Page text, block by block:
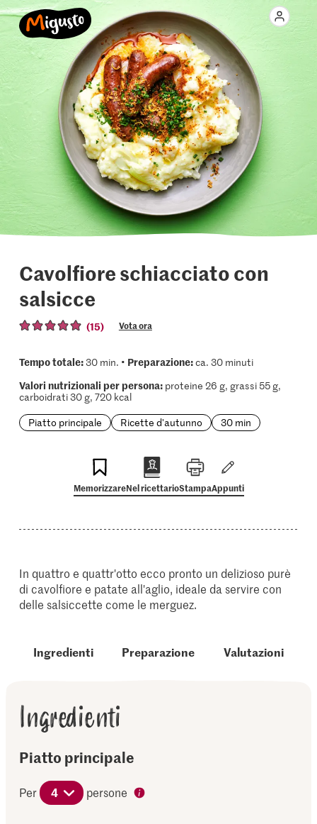
Cavolfiore schiacciato con
salsicce
(15) Vota ora
Tempo totale:30 min. • Preparazione:ca. 30 minuti
Valori nutrizionali per persona:proteine 26 g, grassi 55 g,
carboidrati 30 g, 720 kcal
Piatto principale
Ricette d'autunno 30 min
MemorizzareNel ricettarioStampaAppunti
In quattro e quattr'otto ecco pronto un delizioso purè
di cavolfiore e patate all'aglio, ideale da servire con
delle salsiccette come le merguez.
Ingredienti Preparazione Valutazioni
Ingredienti
Piatto principale
Per 4 persone